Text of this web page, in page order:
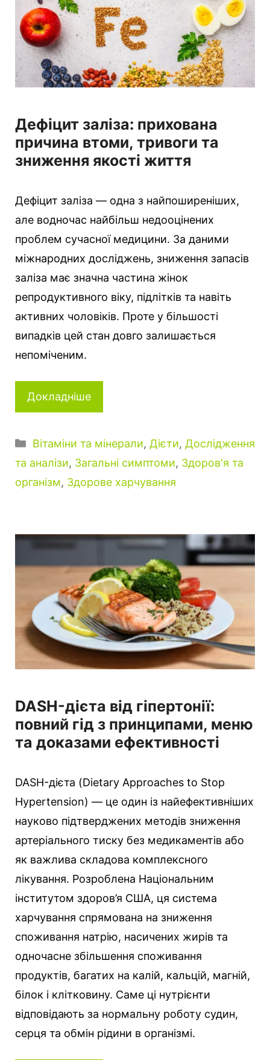
Дефіцит заліза: прихована
причина втоми, тривоги та
зниження якості життя
Дефіцит заліза — одна з найпоширеніших,
але водночас найбільш недооцінених
проблем сучасної медицини. За даними
міжнародних досліджень, зниження запасів
заліза має значна частина жінок
репродуктивного віку, підлітків та навіть
активних чоловіків. Проте у більшості
випадків цей стан довго залишається
непоміченим.
Докладніше
К
а
е
р
ї
Вітаміни та мінерали, Дієти, Дослідження
та аналізи, Загальні симптоми, Здоров'я та
організм, Здорове харчування
DASH-дієта від гіпертонії:
повний гід з принципами, меню
та доказами ефективності
DASH-дієта (Dietary Approaches to Stop
Hypertension) — це один із найефективніших
науково підтверджених методів зниження
артеріального тиску без медикаментів або
як важлива складова комплексного
лікування. Розроблена Національним
інститутом здоров’я США, ця система
харчування спрямована на зниження
споживання натрію, насичених жирів та
одночасне збільшення споживання
продуктів, багатих на калій, кальцій, магній,
білок і клітковину. Саме ці нутрієнти
відповідають за нормальну роботу судин,
серця та обмін рідини в організмі.